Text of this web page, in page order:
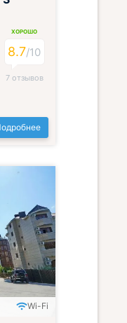
ХОРОШО
8.7/10
7 отзывов
Wi-Fi